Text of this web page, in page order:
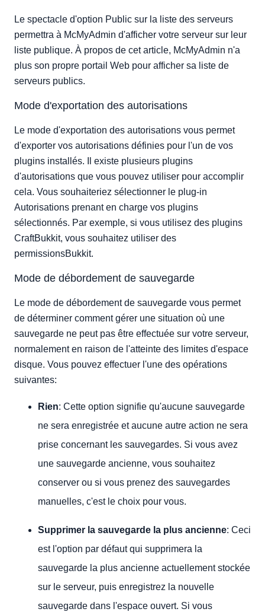
Le spectacle d'option Public sur la liste des serveurs
permettra à McMyAdmin d'afficher votre serveur sur leur
liste publique. À propos de cet article, McMyAdmin n'a
plus son propre portail Web pour afficher sa liste de
serveurs publics.
Mode d'exportation des autorisations
Le mode d'exportation des autorisations vous permet
d'exporter vos autorisations définies pour l'un de vos
plugins installés. Il existe plusieurs plugins
d'autorisations que vous pouvez utiliser pour accomplir
cela. Vous souhaiteriez sélectionner le plug-in
Autorisations prenant en charge vos plugins
sélectionnés. Par exemple, si vous utilisez des plugins
CraftBukkit, vous souhaitez utiliser des
permissionsBukkit.
Mode de débordement de sauvegarde
Le mode de débordement de sauvegarde vous permet
de déterminer comment gérer une situation où une
sauvegarde ne peut pas être effectuée sur votre serveur,
normalement en raison de l'atteinte des limites d'espace
disque. Vous pouvez effectuer l'une des opérations
suivantes:
Rien: Cette option signifie qu'aucune sauvegarde
ne sera enregistrée et aucune autre action ne sera
prise concernant les sauvegardes. Si vous avez
une sauvegarde ancienne, vous souhaitez
conserver ou si vous prenez des sauvegardes
manuelles, c'est le choix pour vous.
Supprimer la sauvegarde la plus ancienne: Ceci
est l'option par défaut qui supprimera la
sauvegarde la plus ancienne actuellement stockée
sur le serveur, puis enregistrez la nouvelle
sauvegarde dans l'espace ouvert. Si vous